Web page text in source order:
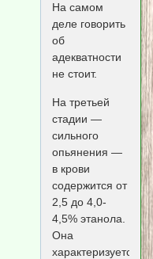
На самом
деле говорить
об
адекватности
не стоит.
На третьей
стадии —
сильного
опьянения —
в крови
содержится от
2,5 до 4,0-
4,5% этанола.
Она
характеризуется